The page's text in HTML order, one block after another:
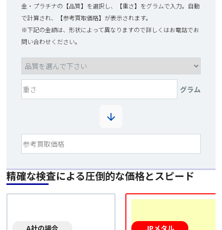
金・プラチナの【品質】を選択し、【重さ】をグラムで入力。自動
で計算され、【参考買取価格】が表示されます。
※下記の金額は、形状によって異なりますので詳しくはお電話でお
問い合わせください。
グラム
精確な検査による圧倒的な価格とスピード